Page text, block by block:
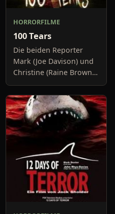
HORRORFILME
100 Tears
Die beiden Reporter
Mark (Joe Davison) und
Christine (Raine Brown)
haben keine Lust mehr
auf belanglose
Boulevard-Meldungen
und befassen sich
neuerdings mit Se